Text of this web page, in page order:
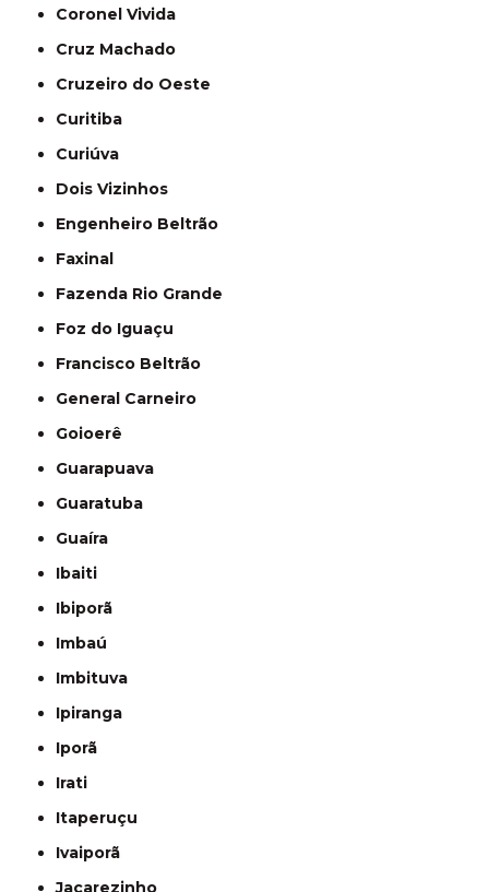
Coronel Vivida
Cruz Machado
Cruzeiro do Oeste
Curitiba
Curiúva
Dois Vizinhos
Engenheiro Beltrão
Faxinal
Fazenda Rio Grande
Foz do Iguaçu
Francisco Beltrão
General Carneiro
Goioerê
Guarapuava
Guaratuba
Guaíra
Ibaiti
Ibiporã
Imbaú
Imbituva
Ipiranga
Iporã
Irati
Itaperuçu
Ivaiporã
Jacarezinho